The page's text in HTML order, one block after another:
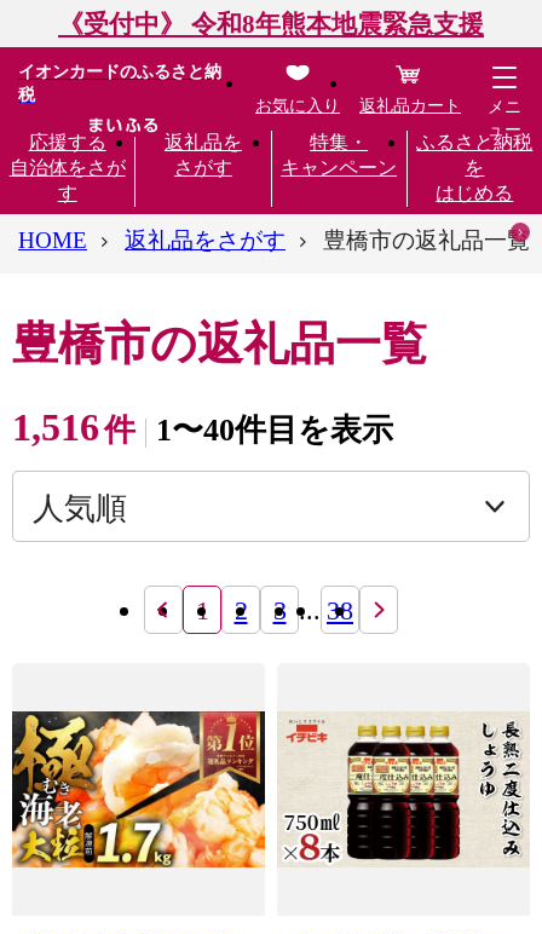
《受付中》 令和8年熊本地震緊急支援
イオンカードのふるさと納
税
応援する
自治体をさが
す
返礼品を
さがす
特集・
キャンペーン
ふるさと納税
を
はじめる
お気に入り 返礼品カート
メニ
ュー
HOME 返礼品をさがす 豊橋市の返礼品一覧
豊橋市の返礼品一覧
1,516件 1〜40件目を表示
1 2 3 ... 38